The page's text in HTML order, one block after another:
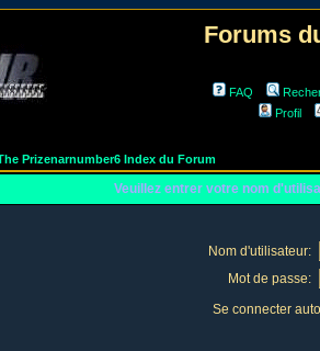
Forums
FAQ
Profil
Prizenarnumber6 Index du Forum
Veuillez entrer votre nom
Nom d'utilisateur:
Mot de passe:
Se connecter